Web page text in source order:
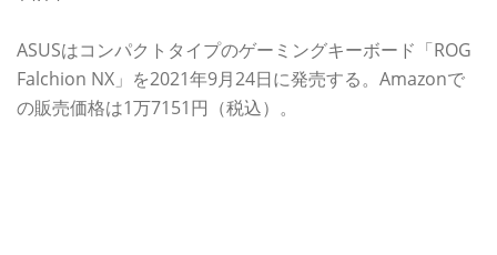
ASUSはコンパクトタイプのゲーミングキーボード「ROG
Falchion NX」を2021年9月24日に発売する。Amazonで
の販売価格は1万7151円（税込）。